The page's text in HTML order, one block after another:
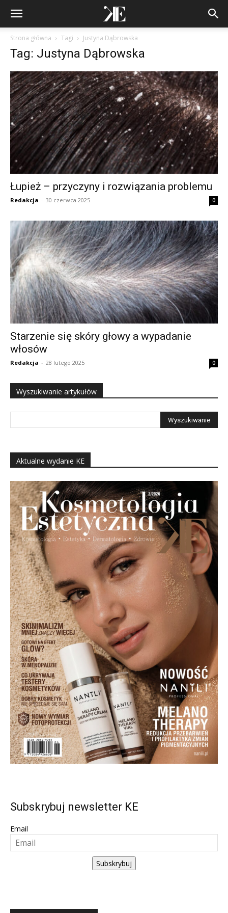
Strona główna Tagi Justyna Dąbrowska
Tag: Justyna Dąbrowska
Łupież – przyczyny i rozwiązania problemu
Redakcja - 30 czerwca 2025 0
Starzenie się skóry głowy a wypadanie
włosów
Redakcja - 28 lutego 2025 0
Wyszukiwanie artykułów
Aktualne wydanie KE
Subskrybuj newsletter KE
Email
Subskrybuj